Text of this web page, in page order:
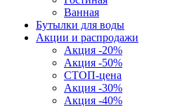
Ванная
Бутылки для воды
Акции и распродажи
Акция -20%
Акция -50%
СТОП-цена
Акция -30%
Акция -40%